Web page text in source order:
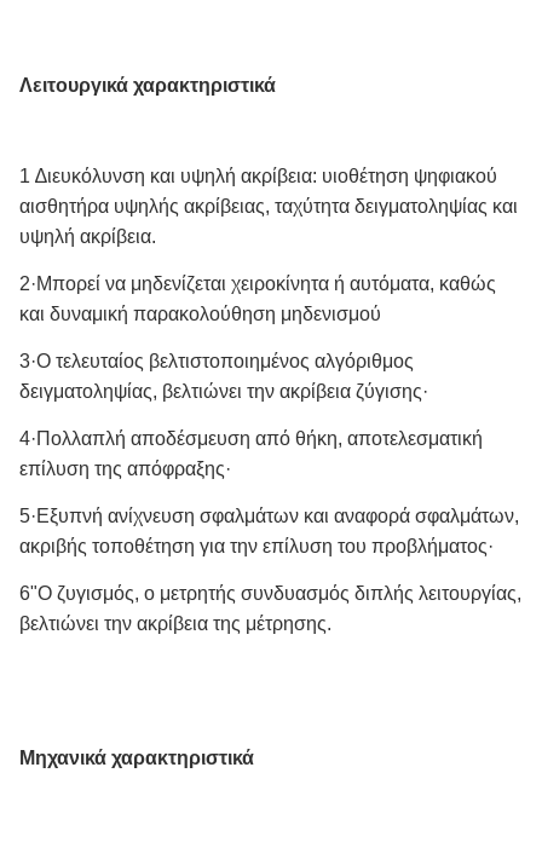
Λειτουργικά χαρακτηριστικά
1 ∆ιευκόλυνση και υψηλή ακρίβεια: υιοθέτηση ψηφιακού
αισθητήρα υψηλής ακρίβειας, ταχύτητα δειγματοληψίας και
υψηλή ακρίβεια.
2·Μπορεί να μηδενίζεται χειροκίνητα ή αυτόματα, καθώς
και δυναμική παρακολούθηση μηδενισμού
3·Ο τελευταίος βελτιστοποιημένος αλγόριθμος
δειγματοληψίας, βελτιώνει την ακρίβεια ζύγισης·
4·Πολλαπλή αποδέσμευση από θήκη, αποτελεσματική
επίλυση της απόφραξης·
5·Εξυπνή ανίχνευση σφαλμάτων και αναφορά σφαλμάτων,
ακριβής τοποθέτηση για την επίλυση του προβλήματος·
6"Ο ζυγισμός, ο μετρητής συνδυασμός διπλής λειτουργίας,
βελτιώνει την ακρίβεια της μέτρησης.
Μηχανικά χαρακτηριστικά